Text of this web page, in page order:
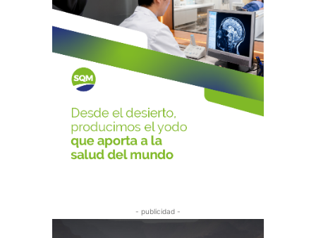
- publicidad -